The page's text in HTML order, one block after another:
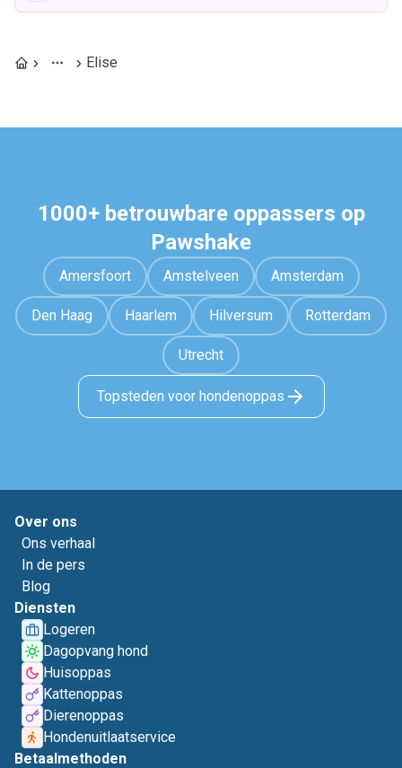
Elise
1000+ betrouwbare oppassers op
Pawshake
Amersfoort Amstelveen Amsterdam
Den Haag Haarlem Hilversum Rotterdam
Utrecht
Topsteden voor hondenoppas
Over ons
Ons verhaal
In de pers
Blog
Diensten
Logeren
Dagopvang hond
Huisoppas
Kattenoppas
Dierenoppas
Hondenuitlaatservice
Betaalmethoden